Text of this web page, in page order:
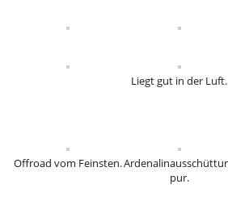
Liegt gut in der Luft.
Offroad vom Feinsten.
pur.